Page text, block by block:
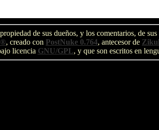
de sus dueños, y los comentarios, de sus
®, creado con PostNuke 0.764, antecesor de
licencia GNU/GPL, y que son escritos en